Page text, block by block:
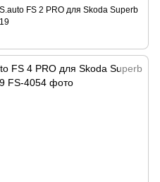
FS 2 PRO для Skoda Superb